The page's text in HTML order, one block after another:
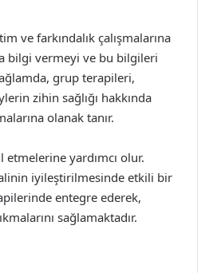
ve farkındalık çalışmalarına
bilgi vermeyi ve bu bilgileri
grup terapileri,
zihin sağlığı hakkında
olanak tanır.
etmelerine yardımcı olur.
iyileştirilmesinde etkili bir
entegre ederek,
sağlamaktadır.